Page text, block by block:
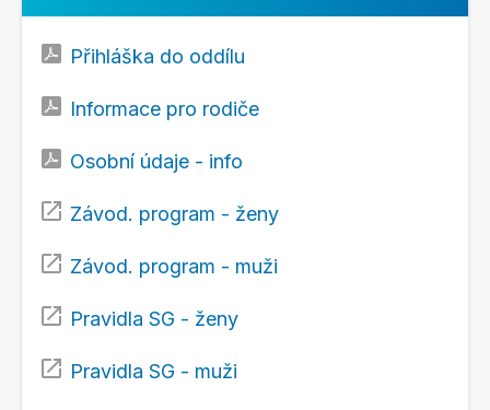
Přihláška do oddílu
Informace pro rodiče
Osobní údaje - info
Závod. program - ženy
Závod. program - muži
Pravidla SG - ženy
Pravidla SG - muži